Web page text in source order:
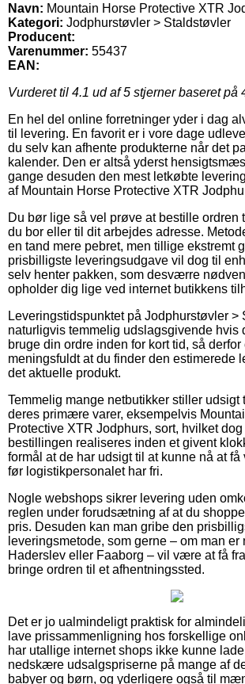
Navn: Mountain Horse Protective XTR
Kategori: Jodphurstøvler > Staldstøvler
Producent:
Varenummer: 55437
EAN:
Vurderet til 4.1 ud af 5 stjerner baseret på
En hel del online forretninger yder i dag
til levering. En favorit er i vore dage
du selv kan afhente produkterne når det
kalender. Den er altså yderst
gange desuden den mest letkøbte
af Mountain Horse Protective XTR
Du bør lige så vel prøve at bestille ordren
du bor eller til dit arbejdes adresse.
en tand mere pebret, men tillige ekstremt
prisbilligste leveringsudgave vil dog til
selv henter pakken, som desværre
opholder dig lige ved internet butikkens
Leveringstidspunktet på Jodphurstøvler >
naturligvis temmelig udslagsgivende hvis
bruge din ordre inden for kort tid, så derfor
meningsfuldt at du finder den estimerede
det aktuelle produkt.
Temmelig mange netbutikker stiller udsigt
deres primære varer, eksempelvis
Protective XTR Jodphurs, sort, hvilket
bestillingen realiseres inden et givent
formål at de har udsigt til at kunne nå at
før logistikpersonalet har fri.
Nogle webshops sikrer levering uden
reglen under forudsætning af at du
pris. Desuden kan man gribe den
leveringsmetode, som gerne – om man
Haderslev eller Faaborg – vil være at få
bringe ordren til et afhentningssted.
Det er jo ualmindeligt praktisk for
lave prissammenligning hos forskellige
har utallige internet shops ikke kunne
nedskære udsalgspriserne på mange af
babyer og børn, og yderligere også til